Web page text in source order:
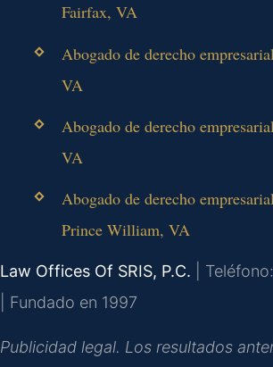
Fairfax, VA
Abogado de derecho
VA
Abogado de derecho
VA
Abogado de derecho
Prince William, VA
Law Offices Of SRIS, P.C. |
| Fundado en 1997
Publicidad legal. Los resultados